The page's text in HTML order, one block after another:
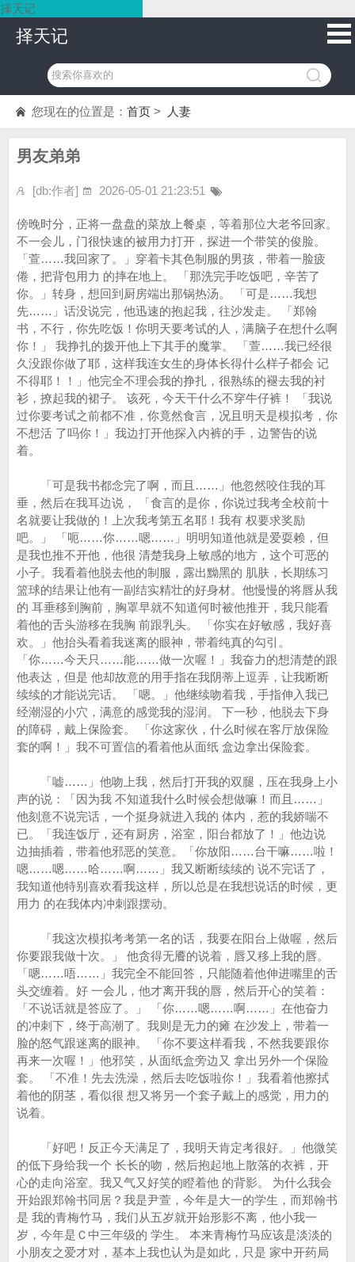
择天记
择天记
您现在的位置是： 首页 > 人妻
男友弟弟
[db:作者] 2026-05-01 21:23:51
傍晚时分，正将一盘盘的菜放上餐桌，等着那位大老爷回家。
不一会儿，门很快速的被用力打开，探进一个带笑的俊脸。
「萱……我回家了。」穿着卡其色制服的男孩，带着一脸疲
倦，把背包用力 的摔在地上。 「那洗完手吃饭吧，辛苦了
你。」转身，想回到厨房端出那锅热汤。 「可是……我想
先……」话没说完，他迅速的抱起我，往沙发走。 「郑翰
书，不行，你先吃饭！你明天要考试的人，满脑子在想什么啊
你！」 我挣扎的拨开他上下其手的魔掌。 「萱……我已经很
久没跟你做了耶，这样我连女生的身体长得什么样子都会 记
不得耶！！」他完全不理会我的挣扎，很熟练的褪去我的衬
衫，撩起我的裙子。 该死，今天干什么不穿牛仔裤！ 「我说
过你要考试之前都不准，你竟然食言，况且明天是模拟考，你
不想活 了吗你！」我边打开他探入内裤的手，边警告的说
着。
「可是我书都念完了啊，而且……」他忽然咬住我的耳
垂，然后在我耳边说， 「食言的是你，你说过我考全校前十
名就要让我做的！上次我考第五名耶！我有 权要求奖励
吧。」 「呃……你……嗯……」明明知道他就是爱耍赖，但
是我也推不开他，他很 清楚我身上敏感的地方，这个可恶的
小子。我看着他脱去他的制服，露出黝黑的 肌肤，长期练习
篮球的结果让他有一副结实精壮的好身材。他慢慢的将唇从我
的 耳垂移到胸前，胸罩早就不知道何时被他推开，我只能看
着他的舌头游移在我胸 前跟乳头。 「你实在好敏感，我好喜
欢。」他抬头看着我迷离的眼神，带着纯真的勾引。
「你……今天只……能……做一次喔！」我奋力的想清楚的跟
他表达，但是 他却故意的用手指在我阴蒂上逗弄，让我断断
续续的才能说完话。 「嗯。」他继续吻着我，手指伸入我已
经潮湿的小穴，满意的感觉我的湿润。 下一秒，他脱去下身
的障碍，戴上保险套。 「你这家伙，什么时候在客厅放保险
套的啊！」我不可置信的看着他从面纸 盒边拿出保险套。
「嘘……」他吻上我，然后打开我的双腿，压在我身上小
声的说：「因为我 不知道我什么时候会想做嘛！而且……」
他刻意不说完话，一个挺身就进入我的 体内，惹的我娇喘不
已。「我连饭厅，还有厨房，浴室，阳台都放了！」他边说
边抽插着，带着他邪恶的笑意。「你放阳……台干嘛……啦！
嗯……嗯……哈……啊……」我又断断续续的 说不完话了，
我知道他特别喜欢看我这样，所以总是在我想说话的时候，更
用力 的在我体内冲刺跟摆动。
「我这次模拟考考第一名的话，我要在阳台上做喔，然后
你要跟我做十次。」 他贪得无餍的说着，唇又移上我的唇。
「嗯……唔……」我完全不能回答，只能随着他伸进嘴里的舌
头交缠着。好 一会儿，他才离开我的唇，然后开心的笑着：
「不说话就是答应了。」 「你……嗯……啊……」在他奋力
的冲刺下，终于高潮了。我则是无力的瘫 在沙发上，带着一
脸的怒气跟迷离的眼神。 「你不要这样看我，不然我要跟你
再来一次喔！」他邪笑，从面纸盒旁边又 拿出另外一个保险
套。 「不准！先去洗澡，然后去吃饭啦你！」我看着他擦拭
着他的阴茎，看似很 想又将另一个套子戴上的感觉，用力的
说着。
「好吧！反正今天满足了，我明天肯定考很好。」他微笑
的低下身给我一个 长长的吻，然后抱起地上散落的衣裤，开
心的走向浴室。我又气又好笑的瞪着他 的背影。 为什么我会
开始跟郑翰书同居？我是尹萱，今年是大一的学生，而郑翰书
是 我的青梅竹马，我们从五岁就开始形影不离，他小我一
岁，今年是Ｃ中三年级的 学生。 本来青梅竹马应该是淡淡的
小朋友之爱才对，基本上我也认为是如此，只是 家中开药局